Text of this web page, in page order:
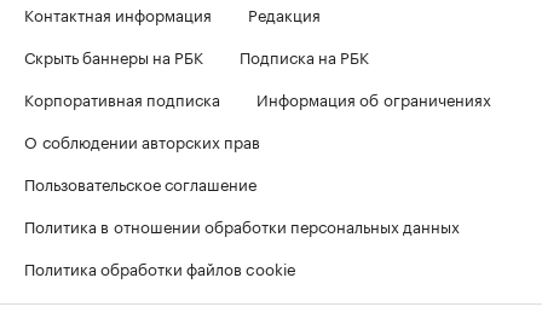
Контактная информация
Редакция
Скрыть баннеры на РБК
Подписка на РБК
Корпоративная подписка
Информация об ограничениях
О соблюдении авторских прав
Пользовательское соглашение
Политика в отношении обработки персональных данных
Политика обработки файлов cookie